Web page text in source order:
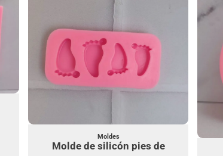
Moldes
Molde de silicón pies de